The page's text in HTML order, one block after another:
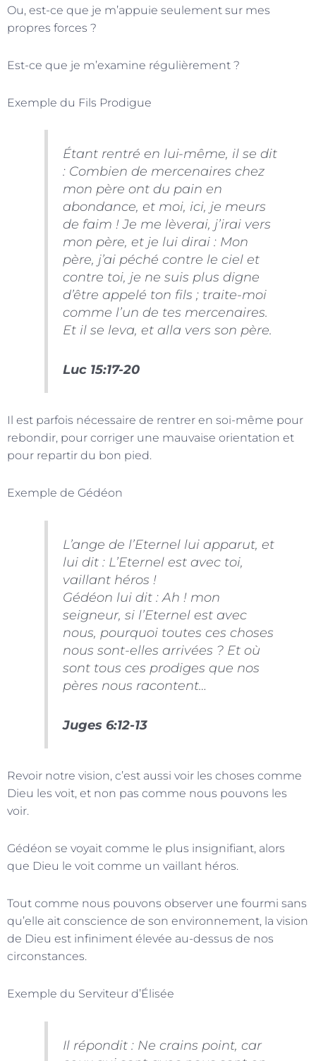
Ou, est-ce que je m’appuie seulement sur mes
propres forces ?
Est-ce que je m’examine régulièrement ?
Exemple du Fils Prodigue
Étant rentré en lui-même, il se dit
: Combien de mercenaires chez
mon père ont du pain en
abondance, et moi, ici, je meurs
de faim ! Je me lèverai, j’irai vers
mon père, et je lui dirai : Mon
père, j’ai péché contre le ciel et
contre toi, je ne suis plus digne
d’être appelé ton fils ; traite-moi
comme l’un de tes mercenaires.
Et il se leva, et alla vers son père.
Luc 15:17-20
Il est parfois nécessaire de rentrer en soi-même pour
rebondir, pour corriger une mauvaise orientation et
pour repartir du bon pied.
Exemple de Gédéon
L’ange de l’Eternel lui apparut, et
lui dit : L’Eternel est avec toi,
vaillant héros !
Gédéon lui dit : Ah ! mon
seigneur, si l’Eternel est avec
nous, pourquoi toutes ces choses
nous sont-elles arrivées ? Et où
sont tous ces prodiges que nos
pères nous racontent…
Juges 6:12-13
Revoir notre vision, c’est aussi voir les choses comme
Dieu les voit, et non pas comme nous pouvons les
voir.
Gédéon se voyait comme le plus insignifiant, alors
que Dieu le voit comme un vaillant héros.
Tout comme nous pouvons observer une fourmi sans
qu’elle ait conscience de son environnement, la vision
de Dieu est infiniment élevée au-dessus de nos
circonstances.
Exemple du Serviteur d’Élisée
Il répondit : Ne crains point, car